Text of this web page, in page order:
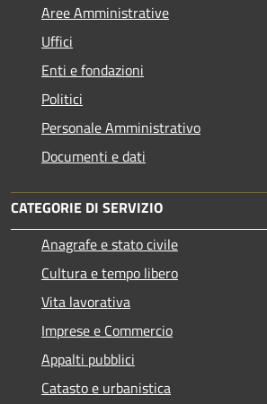
Aree Amministrative
Uffici
Enti e fondazioni
Politici
Personale Amministrativo
Documenti e dati
CATEGORIE DI SERVIZIO
Anagrafe e stato civile
Cultura e tempo libero
Vita lavorativa
Imprese e Commercio
Appalti pubblici
Catasto e urbanistica